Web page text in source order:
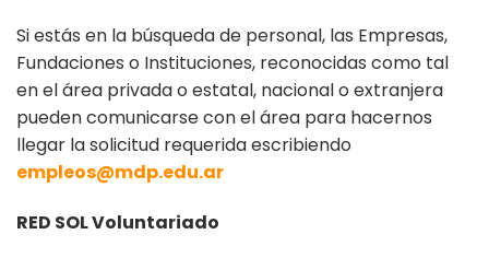
Si estás en la búsqueda de personal, las Empresas,
Fundaciones o Instituciones, reconocidas como tal
en el área privada o estatal, nacional o extranjera
pueden comunicarse con el área para hacernos
llegar la solicitud requerida escribiendo
empleos@mdp.edu.ar
RED SOL Voluntariado